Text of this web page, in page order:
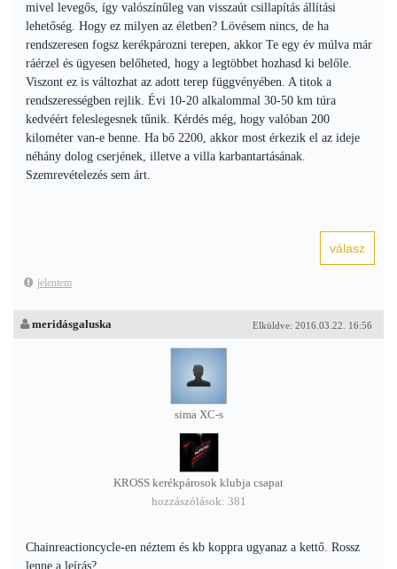
mivel levegős, így valószínűleg van visszaút csillapítás állítási
lehetőség. Hogy ez milyen az életben? Lövésem nincs, de ha
rendszeresen fogsz kerékpározni terepen, akkor Te egy év múlva már
ráérzel és ügyesen belőheted, hogy a legtöbbet hozhasd ki belőle.
Viszont ez is változhat az adott terep függvényében. A titok a
rendszerességben rejlik. Évi 10-20 alkalommal 30-50 km túra
kedvéért feleslegesnek tűnik. Kérdés még, hogy valóban 200
kilométer van-e benne. Ha bő 2200, akkor most érkezik el az ideje
néhány dolog cserjének, illetve a villa karbantartásának.
Szemrevételezés sem árt.
jelentem
Elküldve: 2016.03.22. 16:56
meridásgaluska
sima XC-s
KROSS kerékpárosok klubja csapat
hozzászólások: 381
Chainreactioncycle-en néztem és kb koppra ugyanaz a kettő. Rossz
lenne a leírás?